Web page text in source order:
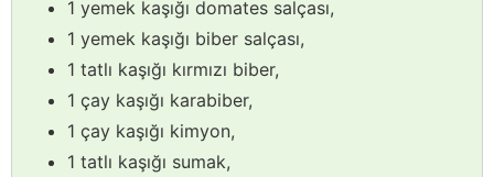
1 yemek kaşığı domates salçası,
1 yemek kaşığı biber salçası,
1 tatlı kaşığı kırmızı biber,
1 çay kaşığı karabiber,
1 çay kaşığı kimyon,
1 tatlı kaşığı sumak,